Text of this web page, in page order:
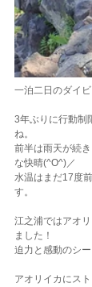
一泊二日のダイ
3年ぶりに行動制
ね。
前半は雨天が続
な快晴(^O^)／
水温はまだ17度
す。
江之浦ではアオ
ました！
迫力と感動のシ
アオリイカにス